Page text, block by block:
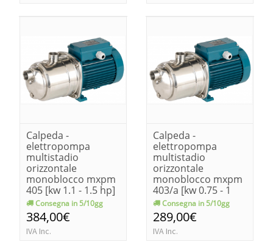
Calpeda -
elettropompa
multistadio
orizzontale
monoblocco mxpm
405 [kw 1.1 - 1.5 hp]
Consegna in 5/10gg
384,00€
IVA Inc.
Calpeda -
elettropompa
multistadio
orizzontale
monoblocco mxpm
403/a [kw 0.75 - 1
hp]Consegna in 5/10gg
289,00€
IVA Inc.